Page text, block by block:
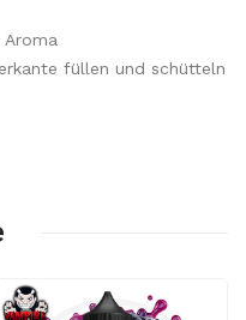
Aroma
füllen und schütteln